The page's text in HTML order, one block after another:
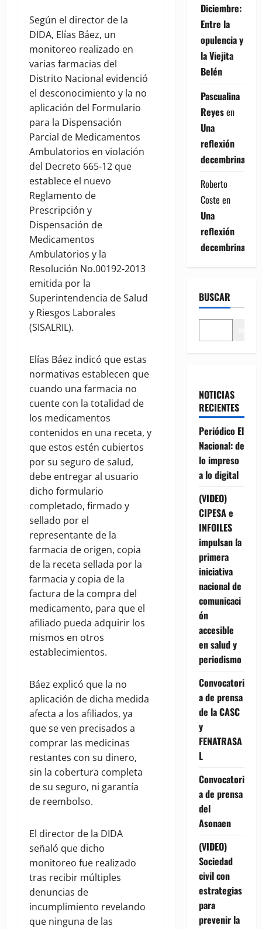
Según el director de la
DIDA, Elías Báez, un
monitoreo realizado en
varias farmacias del
Distrito Nacional evidenció
el desconocimiento y la no
aplicación del Formulario
para la Dispensación
Parcial de Medicamentos
Ambulatorios en violación
del Decreto 665-12 que
establece el nuevo
Reglamento de
Prescripción y
Dispensación de
Medicamentos
Ambulatorios y la
Resolución No.00192-2013
emitida por la
Superintendencia de Salud
y Riesgos Laborales
(SISALRIL).
Elías Báez indicó que estas
normativas establecen que
cuando una farmacia no
cuente con la totalidad de
los medicamentos
contenidos en una receta, y
que estos estén cubiertos
por su seguro de salud,
debe entregar al usuario
dicho formulario
completado, firmado y
sellado por el
representante de la
farmacia de origen, copia
de la receta sellada por la
farmacia y copia de la
factura de la compra del
medicamento, para que el
afiliado pueda adquirir los
mismos en otros
establecimientos.
Báez explicó que la no
aplicación de dicha medida
afecta a los afiliados, ya
que se ven precisados a
comprar las medicinas
restantes con su dinero,
sin la cobertura completa
de su seguro, ni garantía
de reembolso.
El director de la DIDA
señaló que dicho
monitoreo fue realizado
tras recibir múltiples
denuncias de
incumplimiento revelando
que ninguna de las
Diciembre:
Entre la
opulencia y
la Viejita
Belén
Pascualina
Reyesen
Una
reflexión
decembrina
Roberto
Coste en
Una
reflexión
decembrina
BUSCAR
NOTICIAS
RECIENTES
Periódico El
Nacional: de
lo impreso
a lo digital
(VIDEO)
CIPESA e
INFOILES
impulsan la
primera
iniciativa
nacional de
comunicaci
ón
accesible
en salud y
periodismo
Convocatori
a de prensa
de la CASC
y
FENATRASA
L
Convocatori
a de prensa
del
Asonaen
(VIDEO)
Sociedad
civil con
estrategias
para
prevenir la